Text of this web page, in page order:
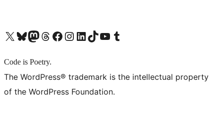
X (旧 Twitter) アカウントへBluesky アカウントへMastodon アカウントへThreads アカウントへ Facebook ページへInstagram アカウントへ LinkedIn アカウントへTikTok アカウントへYouTube チャンネルへ Tumblr アカウントへ
Code is Poetry.
The WordPress® trademark is the intellectual property
of the WordPress Foundation.